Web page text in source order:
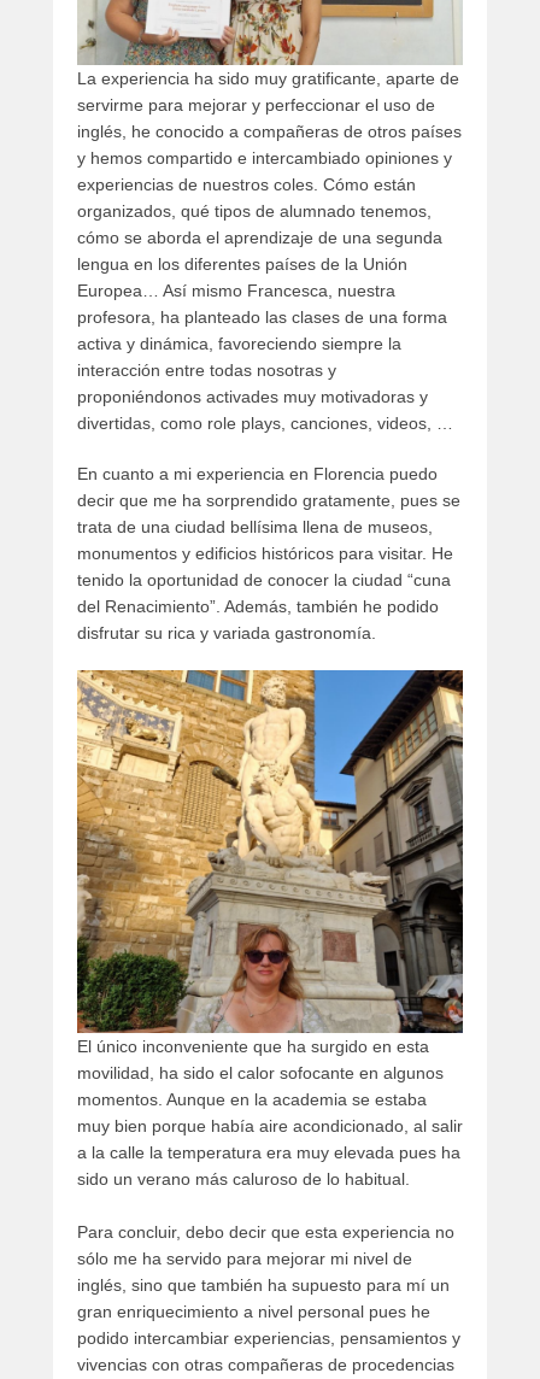
La experiencia ha sido muy gratificante, aparte de
servirme para mejorar y perfeccionar el uso de
inglés, he conocido a compañeras de otros países
y hemos compartido e intercambiado opiniones y
experiencias de nuestros coles. Cómo están
organizados, qué tipos de alumnado tenemos,
cómo se aborda el aprendizaje de una segunda
lengua en los diferentes países de la Unión
Europea… Así mismo Francesca, nuestra
profesora, ha planteado las clases de una forma
activa y dinámica, favoreciendo siempre la
interacción entre todas nosotras y
proponiéndonos activades muy motivadoras y
divertidas, como role plays, canciones, videos, …
En cuanto a mi experiencia en Florencia puedo
decir que me ha sorprendido gratamente, pues se
trata de una ciudad bellísima llena de museos,
monumentos y edificios históricos para visitar. He
tenido la oportunidad de conocer la ciudad “cuna
del Renacimiento”. Además, también he podido
disfrutar su rica y variada gastronomía.
El único inconveniente que ha surgido en esta
movilidad, ha sido el calor sofocante en algunos
momentos. Aunque en la academia se estaba
muy bien porque había aire acondicionado, al salir
a la calle la temperatura era muy elevada pues ha
sido un verano más caluroso de lo habitual.
Para concluir, debo decir que esta experiencia no
sólo me ha servido para mejorar mi nivel de
inglés, sino que también ha supuesto para mí un
gran enriquecimiento a nivel personal pues he
podido intercambiar experiencias, pensamientos y
vivencias con otras compañeras de procedencias